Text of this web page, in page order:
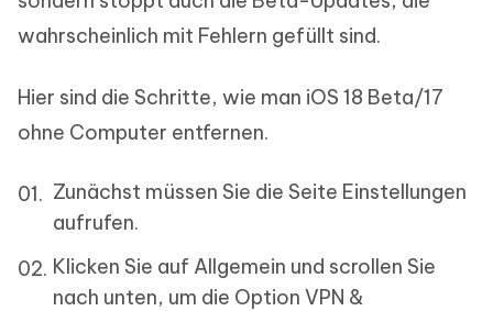
wahrscheinlich mit Fehlern gefüllt sind.
Hier sind die Schritte, wie man iOS 18 Beta/17
ohne Computer entfernen.
Zunächst müssen Sie die Seite Einstellungen
aufrufen.
Klicken Sie auf Allgemein und scrollen Sie
nach unten, um die Option VPN &